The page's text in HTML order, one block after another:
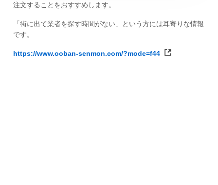
注文することをおすすめします。
「街に出て業者を探す時間がない」という方には耳寄りな情報
です。
https://www.ooban-senmon.com/?mode=f44